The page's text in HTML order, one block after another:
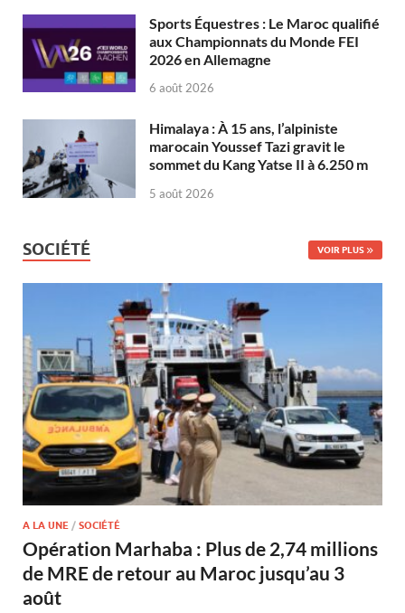
Sports Équestres : Le Maroc qualifié
aux Championnats du Monde FEI
2026 en Allemagne
6 août 2026
Himalaya : À 15 ans, l’alpiniste
marocain Youssef Tazi gravit le
sommet du Kang Yatse II à 6.250 m
5 août 2026
SOCIÉTÉ VOIR PLUS
A LA UNE / SOCIÉTÉ
Opération Marhaba : Plus de 2,74 millions
de MRE de retour au Maroc jusqu’au 3
août